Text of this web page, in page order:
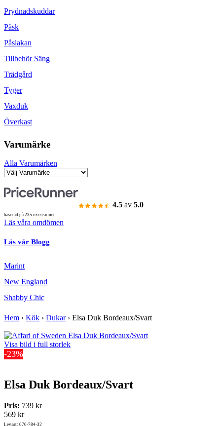
Prydnadskuddar
Påsk
Påslakan
Tillbehör Säng
Trädgård
Tyger
Vaxduk
Överkast
Varumärke
Alla Varumärken
4.5 av 5.0
baserad på 235 recensioner
Läs våra omdömen
Läs vår Blogg
Marint
New England
Shabby Chic
Hem › Kök › Dukar› Elsa Duk Bordeaux/Svart
Visa bild i full storlek
-23%
Elsa Duk Bordeaux/Svart
Pris: 739 kr
569 kr
Lev.art: 070-784-32